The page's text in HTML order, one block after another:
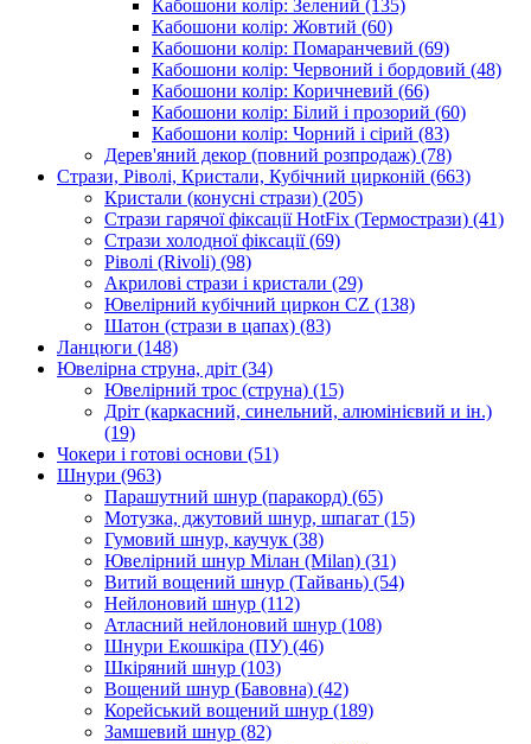
Кабошони колір: Зелений (135)
Кабошони колір: Жовтий (60)
Кабошони колір: Помаранчевий (69)
Кабошони колір: Червоний і бордовий (48)
Кабошони колір: Коричневий (66)
Кабошони колір: Білий і прозорий (60)
Кабошони колір: Чорний і сірий (83)
Дерев'яний декор (повний розпродаж) (78)
Стрази, Ріволі, Кристали, Кубічний цирконій (663)
Кристали (конусні стрази) (205)
Стрази гарячої фіксації HotFix (Термострази) (41)
Стрази холодної фіксації(69)
Ріволі (Rivoli) (98)
Акрилові стрази і кристали (29)
Ювелірний кубічний циркон CZ (138)
Шатон (стрази в цапах) (83)
Ланцюги (148)
Ювелірна струна, дріт (34)
Ювелірний трос (струна) (15)
Дріт (каркасний, синельний, алюмінієвий и ін.)
(19)
Чокери і готові основи (51)
Шнури (963)
Парашутний шнур (паракорд) (65)
Мотузка, джутовий шнур, шпагат (15)
Гумовий шнур, каучук (38)
Ювелірний шнур Мілан (Milan) (31)
Витий вощений шнур (Тайвань) (54)
Нейлоновий шнур (112)
Атласний нейлоновий шнур (108)
Шнури Екошкіра (ПУ) (46)
Шкіряний шнур (103)
Вощений шнур (Бавовна) (42)
Корейський вощений шнур (189)
Замшевий шнур (82)